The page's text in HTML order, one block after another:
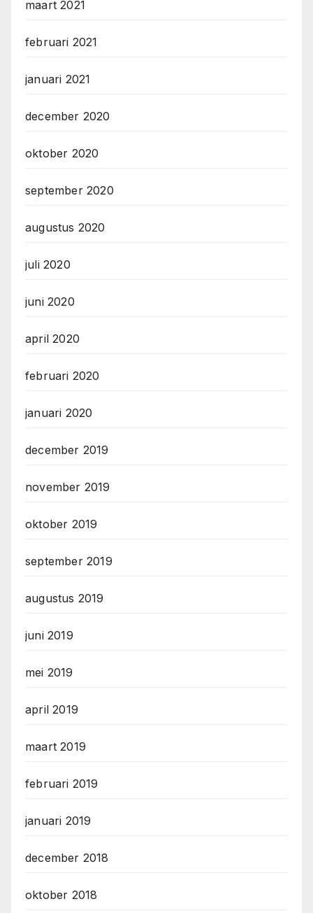
maart 2021
februari 2021
januari 2021
december 2020
oktober 2020
september 2020
augustus 2020
juli 2020
juni 2020
april 2020
februari 2020
januari 2020
december 2019
november 2019
oktober 2019
september 2019
augustus 2019
juni 2019
mei 2019
april 2019
maart 2019
februari 2019
januari 2019
december 2018
oktober 2018